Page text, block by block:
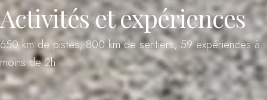
Activités et expériences
650 km de pistes, 800 km de sentiers, 59 expériences à
moins de 2h.